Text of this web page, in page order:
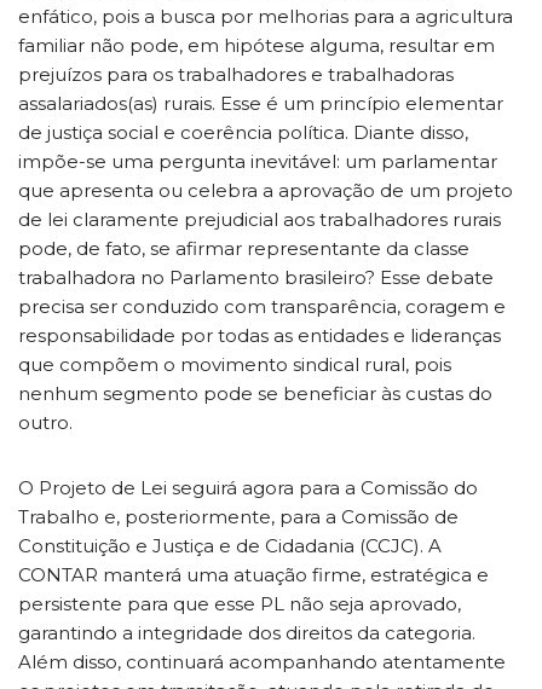
enfático, pois a busca por melhorias para a agricultura
familiar não pode, em hipótese alguma, resultar em
prejuízos para os trabalhadores e trabalhadoras
assalariados(as) rurais. Esse é um princípio elementar
de justiça social e coerência política. Diante disso,
impõe-se uma pergunta inevitável: um parlamentar
que apresenta ou celebra a aprovação de um projeto
de lei claramente prejudicial aos trabalhadores rurais
pode, de fato, se afirmar representante da classe
trabalhadora no Parlamento brasileiro? Esse debate
precisa ser conduzido com transparência, coragem e
responsabilidade por todas as entidades e lideranças
que compõem o movimento sindical rural, pois
nenhum segmento pode se beneficiar às custas do
outro.
O Projeto de Lei seguirá agora para a Comissão do
Trabalho e, posteriormente, para a Comissão de
Constituição e Justiça e de Cidadania (CCJC). A
CONTAR manterá uma atuação firme, estratégica e
persistente para que esse PL não seja aprovado,
garantindo a integridade dos direitos da categoria.
Além disso, continuará acompanhando atentamente